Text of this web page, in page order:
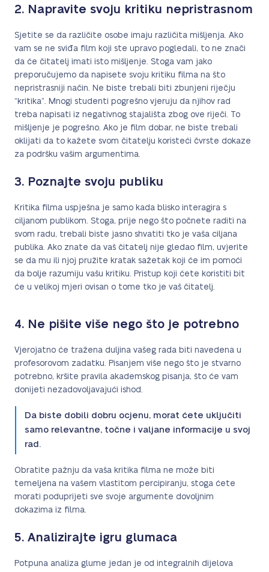
2. Napravite svoju kritiku nepristrasnom
Sjetite se da različite osobe imaju različita mišljenja. Ako
vam se ne sviđa film koji ste upravo pogledali, to ne znači
da će čitatelj imati isto mišljenje. Stoga vam jako
preporučujemo da napisete svoju kritiku filma na što
nepristrasniji način. Ne biste trebali biti zbunjeni riječju
“kritika”. Mnogi studenti pogrešno vjeruju da njihov rad
treba napisati iz negativnog stajališta zbog ove riječi. To
mišljenje je pogrešno. Ako je film dobar, ne biste trebali
oklijati da to kažete svom čitatelju koristeći čvrste dokaze
za podršku vašim argumentima.
3. Poznajte svoju publiku
Kritika filma uspješna je samo kada blisko interagira s
ciljanom publikom. Stoga, prije nego što počnete raditi na
svom radu, trebali biste jasno shvatiti tko je vaša ciljana
publika. Ako znate da vaš čitatelj nije gledao film, uvjerite
se da mu ili njoj pružite kratak sažetak koji će im pomoći
da bolje razumiju vašu kritiku. Pristup koji ćete koristiti bit
će u velikoj mjeri ovisan o tome tko je vaš čitatelj.
4. Ne pišite više nego što je potrebno
Vjerojatno će tražena duljina vašeg rada biti navedena u
profesorovom zadatku. Pisanjem više nego što je stvarno
potrebno, kršite pravila akademskog pisanja, što će vam
donijeti nezadovoljavajući ishod.
Da biste dobili dobru ocjenu, morat ćete uključiti
samo relevantne, točne i valjane informacije u svoj
rad.
Obratite pažnju da vaša kritika filma ne može biti
temeljena na vašem vlastitom percipiranju, stoga ćete
morati poduprijeti sve svoje argumente dovoljnim
dokazima iz filma.
5. Analizirajte igru glumaca
Potpuna analiza glume jedan je od integralnih dijelova